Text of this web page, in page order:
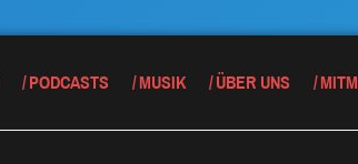
PODCASTS MUSIK ÜBER UNS